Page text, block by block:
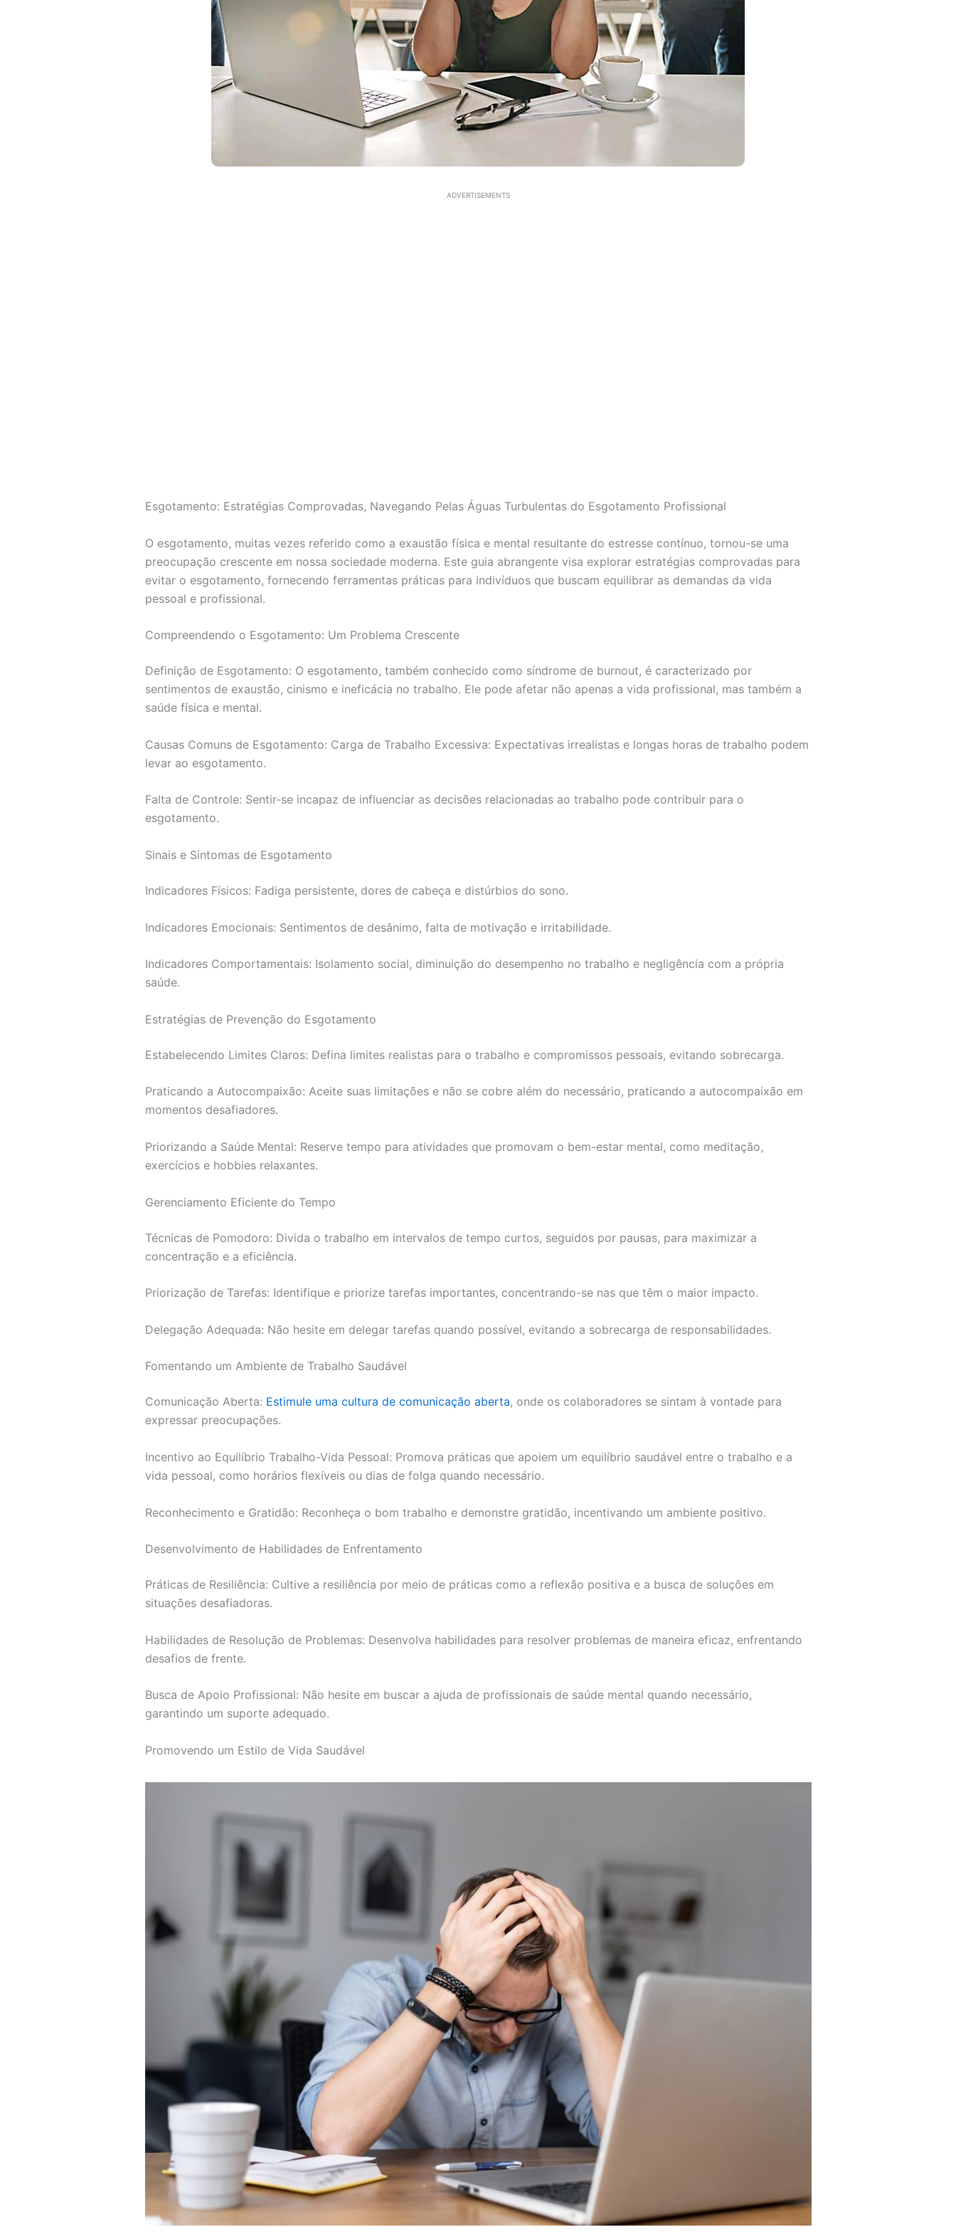
ADVERTISEMENTS
Esgotamento: Estratégias Comprovadas, Navegando Pelas Águas Turbulentas do Esgotamento Profissional
O esgotamento, muitas vezes referido como a exaustão física e mental resultante do estresse contínuo, tornou-se uma
preocupação crescente em nossa sociedade moderna. Este guia abrangente visa explorar estratégias comprovadas para
evitar o esgotamento, fornecendo ferramentas práticas para indivíduos que buscam equilibrar as demandas da vida
pessoal e profissional.
Compreendendo o Esgotamento: Um Problema Crescente
Definição de Esgotamento: O esgotamento, também conhecido como síndrome de burnout, é caracterizado por
sentimentos de exaustão, cinismo e ineficácia no trabalho. Ele pode afetar não apenas a vida profissional, mas também a
saúde física e mental.
Causas Comuns de Esgotamento: Carga de Trabalho Excessiva: Expectativas irrealistas e longas horas de trabalho podem
levar ao esgotamento.
Falta de Controle: Sentir-se incapaz de influenciar as decisões relacionadas ao trabalho pode contribuir para o
esgotamento.
Sinais e Sintomas de Esgotamento
Indicadores Físicos: Fadiga persistente, dores de cabeça e distúrbios do sono.
Indicadores Emocionais: Sentimentos de desânimo, falta de motivação e irritabilidade.
Indicadores Comportamentais: Isolamento social, diminuição do desempenho no trabalho e negligência com a própria
saúde.
Estratégias de Prevenção do Esgotamento
Estabelecendo Limites Claros: Defina limites realistas para o trabalho e compromissos pessoais, evitando sobrecarga.
Praticando a Autocompaixão: Aceite suas limitações e não se cobre além do necessário, praticando a autocompaixão em
momentos desafiadores.
Priorizando a Saúde Mental: Reserve tempo para atividades que promovam o bem-estar mental, como meditação,
exercícios e hobbies relaxantes.
Gerenciamento Eficiente do Tempo
Técnicas de Pomodoro: Divida o trabalho em intervalos de tempo curtos, seguidos por pausas, para maximizar a
concentração e a eficiência.
Priorização de Tarefas: Identifique e priorize tarefas importantes, concentrando-se nas que têm o maior impacto.
Delegação Adequada: Não hesite em delegar tarefas quando possível, evitando a sobrecarga de responsabilidades.
Fomentando um Ambiente de Trabalho Saudável
Comunicação Aberta: Estimule uma cultura de comunicação aberta, onde os colaboradores se sintam à vontade para
expressar preocupações.
Incentivo ao Equilíbrio Trabalho-Vida Pessoal: Promova práticas que apoiem um equilíbrio saudável entre o trabalho e a
vida pessoal, como horários flexíveis ou dias de folga quando necessário.
Reconhecimento e Gratidão: Reconheça o bom trabalho e demonstre gratidão, incentivando um ambiente positivo.
Desenvolvimento de Habilidades de Enfrentamento
Práticas de Resiliência: Cultive a resiliência por meio de práticas como a reflexão positiva e a busca de soluções em
situações desafiadoras.
Habilidades de Resolução de Problemas: Desenvolva habilidades para resolver problemas de maneira eficaz, enfrentando
desafios de frente.
Busca de Apoio Profissional: Não hesite em buscar a ajuda de profissionais de saúde mental quando necessário,
garantindo um suporte adequado.
Promovendo um Estilo de Vida Saudável